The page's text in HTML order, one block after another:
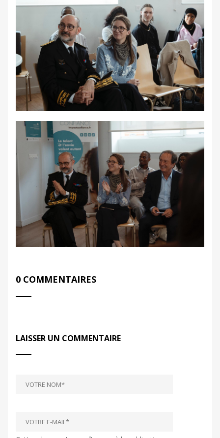
0 COMMENTAIRES
LAISSER UN COMMENTAIRE